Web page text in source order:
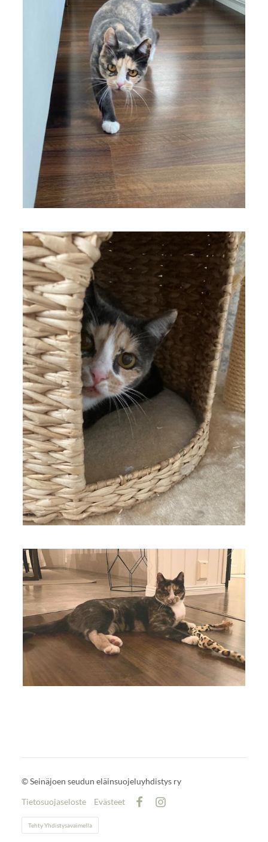
©Seinäjoen seudun eläinsuojeluyhdistys ry
Tietosuojaseloste
Evästeet
Tehty Yhdistysavaimella